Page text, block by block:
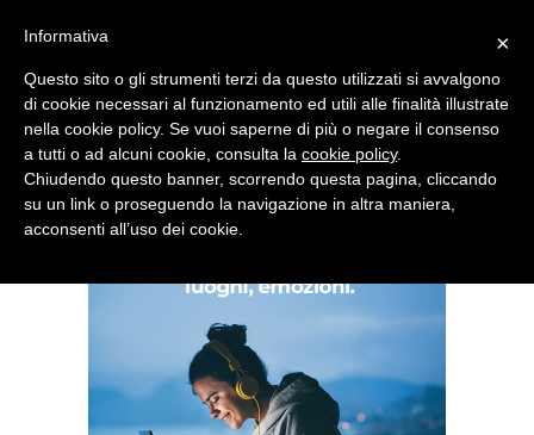
Quotidiano d'informazione distribuito in Molise con
×
Informativa
Questo sito o gli strumenti terzi da questo utilizzati si avvalgono
di cookie necessari al funzionamento ed utili alle finalità illustrate
nella cookie policy. Se vuoi saperne di più o negare il consenso
a tutti o ad alcuni cookie, consulta la cookie policy.
Chiudendo questo banner, scorrendo questa pagina, cliccando
su un link o proseguendo la navigazione in altra maniera,
acconsenti all’uso dei cookie.